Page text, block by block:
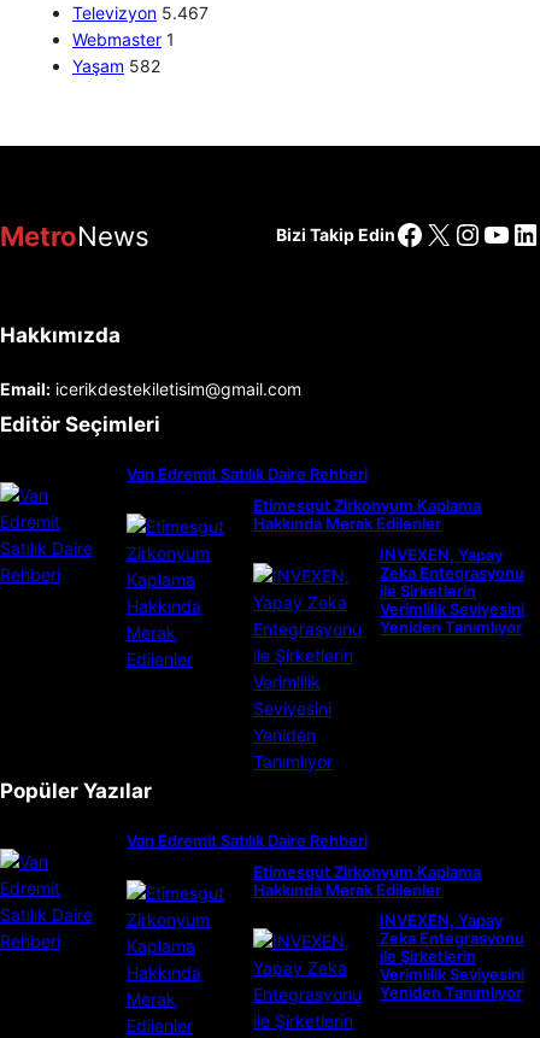
Televizyon 5.467
Webmaster 1
Yaşam 582
MetroNews Bizi Takip EdinFacebook
X
Hakkımızda
Email: icerikdestekiletisim@gmail.com
Editör Seçimleri
Van Edremit Satılık Daire Rehberi
Etimesgut Zirkonyum Kaplama
Hakkında Merak Edilenler
INVEXEN, Yapay
Zeka Entegrasyonu
ile Şirketlerin
Verimlilik Seviyesini
Yeniden Tanımlıyor
Popüler Yazılar
Van Edremit Satılık Daire Rehberi
Etimesgut Zirkonyum Kaplama
Hakkında Merak Edilenler
INVEXEN, Yapay
Zeka Entegrasyonu
ile Şirketlerin
Verimlilik Seviyesini
Yeniden Tanımlıyor